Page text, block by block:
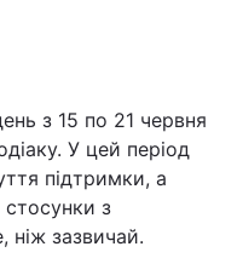
з 15 по 21 червня
У цей період
підтримки, а
стосунки з
ніж зазвичай.